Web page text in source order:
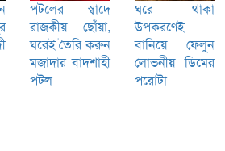
পটলের স্বাদে
রাজকীয় ছোঁয়া,
ঘরেই তৈরি করুন
মজাদার বাদশাহী
পটল
ঘরে থাকা
উপকরণেই
বানিয়ে ফেলুন
লোভনীয় ডিমের
পরোটা